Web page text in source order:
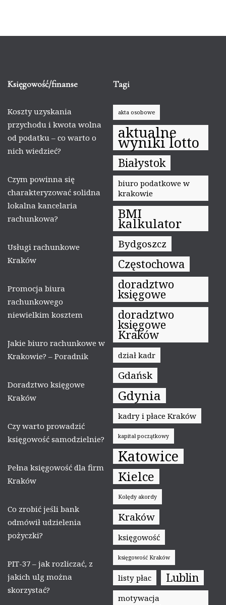
Księgowość/finanse
Koszty uzyskania
przychodu i kwota wolna
od podatku – co warto o
nich wiedzieć?
Czym powinna się
charakteryzować solidna
lokalna kancelaria
rachunkowa?
Usługi rachunkowe
Kraków
Promocja biura
rachunkowego
niewielkim kosztem
Jakie biuro rachunkowe w
Krakowie? – Poradnik
Doradztwo księgowe
Kraków
Czy warto prowadzić
księgowość samodzielnie?
Pełna księgowość dla firm
Kraków
Co zrobić jeśli bank
odmówił udzielenia
pożyczki?
PIT-37 – jak rozliczać, z
jakich ulg można
skorzystać?
Tagi
akta osobowe
aktualne
wyniki lotto
Białystok
biuro podatkowe w
krakowie
BMI
kalkulator
Bydgoszcz
Częstochowa
doradztwo
księgowe
doradztwo
księgowe
Kraków
dział kadr
Gdańsk
Gdynia
kadry i płace Kraków
kapitał początkowy
Katowice
Kielce
Kolędy akordy
Kraków
księgowość
księgowość Kraków
listy płac Lublin
motywacja